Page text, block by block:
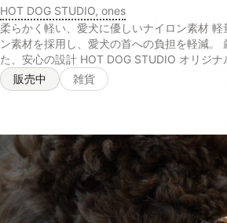
戸海洋深層水（硬度0の超軟水）, 消費期限
薬肉を使用し、保存料も無添加のため、消費
ただき、解凍後は密封容器に移し冷蔵庫に保
きってください。 保存方法 マイナス18度以
を与えるとお腹がびっくりしてしまうので徐
いただくのをおすすめしてます！● 与え方初
をある程度ご準備ください。6日目～少しず
ドの量を増やしていきます。ドッグフードと
で増やしてみます。10日～2週間このくらい
のオーガニックフードに切り替えて移行は完
50gスープ50g）は2.5キロくらいのわんちゃ
しております。わんちゃんの体質によってご
HOT DOG STUDIO, ones
柔らかく軽い、愛犬に優しいナイロン素材 軽
ン素材を採用し、愛犬の首への負担を軽減。
た、安心の設計 HOT DOG STUDIO オリジナ
強度を向上。JIS規格基準の引っ張り強度テス
オーナーにも優しい、ソフトな持ち手 持ち手
型犬までお散歩で使用可能な強度設計で、幅
ができます。 <サイズ> 長さ：全長122cm
部分 : アクリル + シリコーン 本体部分 : ナイ
販売中 雑貨